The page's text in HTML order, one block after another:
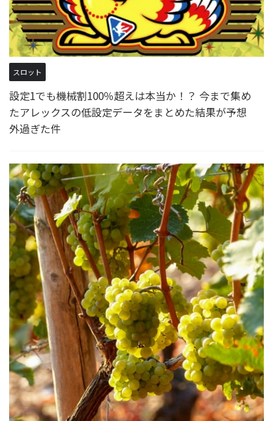
スロット
設定1でも機械割100％超えは本当か！？ 今まで集め
たアレックスの低設定データをまとめた結果が予想
外過ぎた件